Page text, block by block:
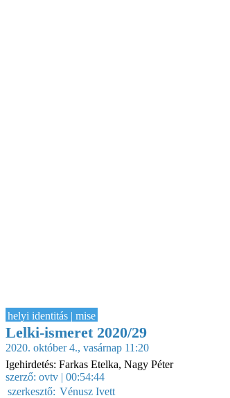
helyi identitás | mise
Lelki-ismeret 2020/29
2020. október 4., vasárnap 11:20
Igehirdetés: Farkas Etelka, Nagy Péter
szerző: ovtv | 00:54:44
szerkesztő: Vénusz Ivett